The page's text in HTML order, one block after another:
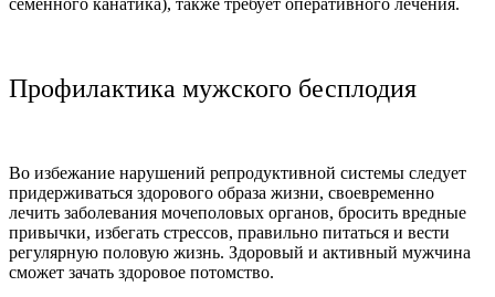
семенного канатика), также требует оперативного лечения.
Профилактика мужского бесплодия
Во избежание нарушений репродуктивной системы следует
придерживаться здорового образа жизни, своевременно
лечить заболевания мочеполовых органов, бросить вредные
привычки, избегать стрессов, правильно питаться и вести
регулярную половую жизнь. Здоровый и активный мужчина
сможет зачать здоровое потомство.